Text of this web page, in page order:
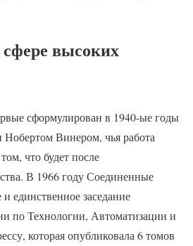
высоких
сформулирован в 1940-ые годы
Винером, чья работа
что будет после
В 1966 году Соединенные
единственное заседание
по Технологии, Автоматизации и
которая опубликовала 6 томов